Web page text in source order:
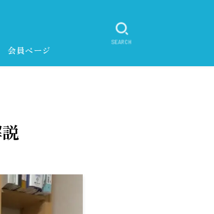
会員ページ
SEARCH